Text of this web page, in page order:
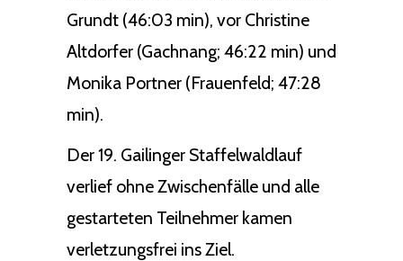
Grundt (46:03 min), vor Christine
Altdorfer (Gachnang; 46:22 min) und
Monika Portner (Frauenfeld; 47:28
min).
Der 19. Gailinger Staffelwaldlauf
verlief ohne Zwischenfälle und alle
gestarteten Teilnehmer kamen
verletzungsfrei ins Ziel.